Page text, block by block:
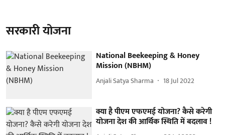
सरकारी योजना
National Beekeeping & Honey
Mission (NBHM)
Anjali Satya Sharma 18 Jul 2022
क्या है पीएम एफएमई योजना? कैसे करेगी
योजना देश की आर्थिक स्थिति में बदलाव !